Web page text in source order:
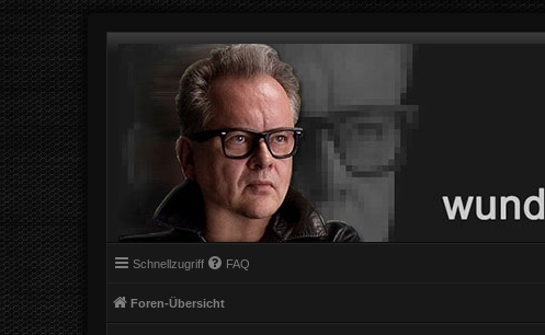
Schnellzugriff FAQ
Foren-Übersicht